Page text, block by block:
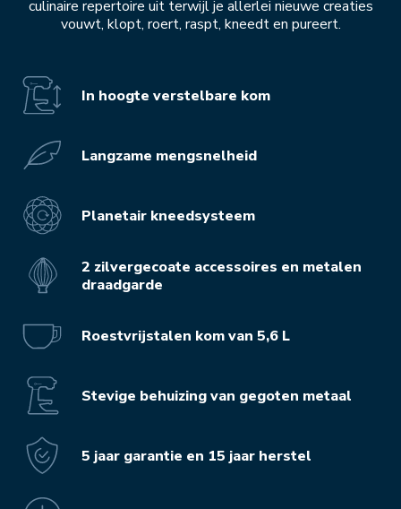
culinaire repertoire uit terwijl je allerlei nieuwe creaties
vouwt, klopt, roert, raspt, kneedt en pureert.
In hoogte verstelbare kom
Langzame mengsnelheid
Planetair kneedsysteem
2 zilvergecoate accessoires en metalen
draadgarde
Roestvrijstalen kom van 5,6 L
Stevige behuizing van gegoten metaal
5 jaar garantie en 15 jaar herstel